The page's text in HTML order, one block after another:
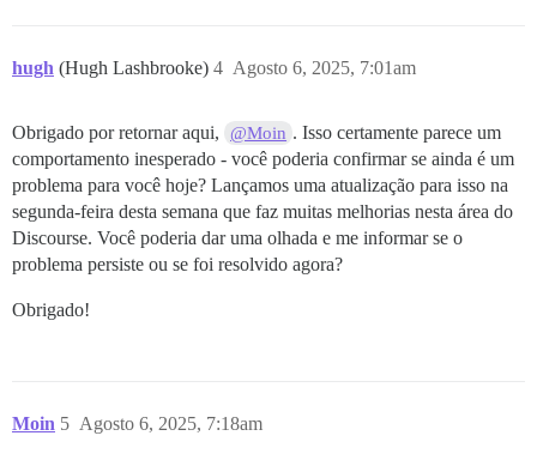
hugh (Hugh Lashbrooke) Agosto 6, 2025, 7:01am
4
Obrigado por retornar aqui, @Moin . Isso certamente parece um
comportamento inesperado - você poderia confirmar se ainda é um
problema para você hoje? Lançamos uma atualização para isso na
segunda-feira desta semana que faz muitas melhorias nesta área do
Discourse. Você poderia dar uma olhada e me informar se o
problema persiste ou se foi resolvido agora?
Obrigado!
Moin Agosto 6, 2025, 7:18am
5